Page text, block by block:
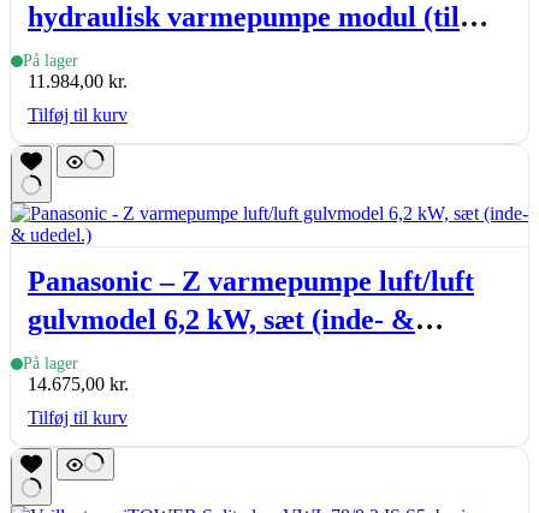
hydraulisk varmepumpe modul (til
aroTHERM VWL 35 – 125/6 A)
På lager
11.984,00 kr.
Tilføj til kurv
Panasonic – Z varmepumpe luft/luft
gulvmodel 6,2 kW, sæt (inde- &
udedel.)
På lager
14.675,00 kr.
Tilføj til kurv